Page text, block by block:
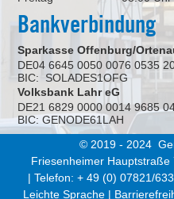
Bankverbindung
Sparkasse Offenburg/
DE04 6645 0050 0076 0535
BIC: SOLADES1OFG
Volksbank Lahr eG
DE21 6829 0000 0014 9685
BIC: GENODE61LAH
© 2019 - 2024
Friesenheimer
| Telefon: + 49 (0) 07821/
Leichte Sprache|